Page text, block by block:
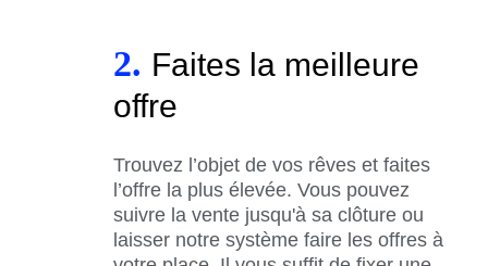
2. Faites la meilleure
offre
Trouvez l’objet de vos rêves et faites
l’offre la plus élevée. Vous pouvez
suivre la vente jusqu'à sa clôture ou
laisser notre système faire les offres à